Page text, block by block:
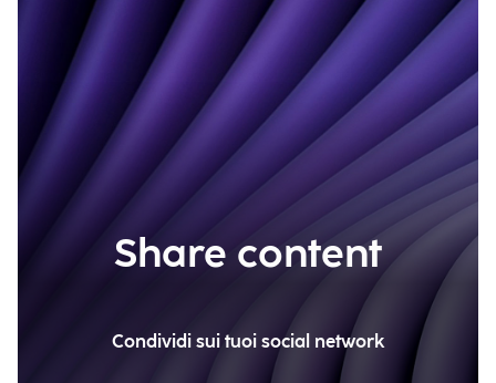
Share content
Condividi sui tuoi social network